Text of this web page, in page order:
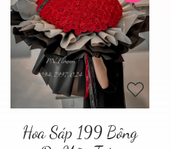
Hoa Sáp 199 Bông